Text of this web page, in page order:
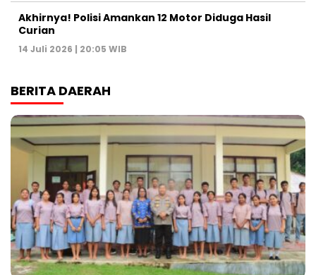
Akhirnya! Polisi Amankan 12 Motor Diduga Hasil
Curian
14 Juli 2026 | 20:05 WIB
BERITA DAERAH